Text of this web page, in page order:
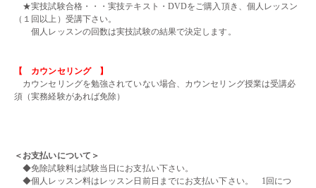
★実技試験合格・・・実技テキスト・DVDをご購入頂き、個人レッスン
（１回以上）受講下さい。
個人レッスンの回数は実技試験の結果で決定します。
【 カウンセリング 】
カウンセリングを勉強されていない場合、カウンセリング授業は受講必
須（実務経験があれば免除）
＜お支払いについて＞
◆免除試験料は試験当日にお支払い下さい。
◆個人レッスン料はレッスン日前日までにお支払い下さい。 1回につ